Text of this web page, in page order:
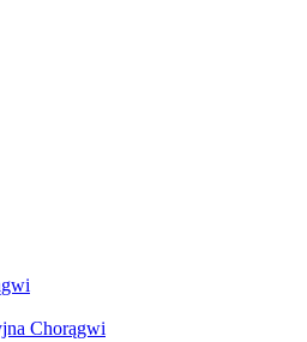
Chorągwi